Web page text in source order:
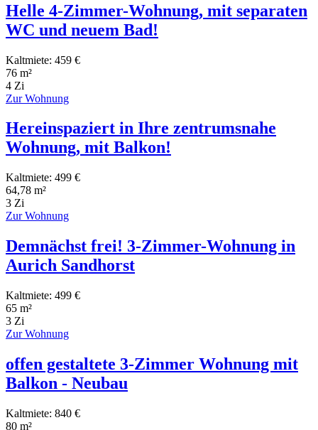
Helle 4-Zimmer-Wohnung, mit separaten
WC und neuem Bad!
Kaltmiete: 459 €
76 m²
4 Zi
Zur Wohnung
Hereinspaziert in Ihre zentrumsnahe
Wohnung, mit Balkon!
Kaltmiete: 499 €
64,78 m²
3 Zi
Zur Wohnung
Demnächst frei! 3-Zimmer-Wohnung in
Aurich Sandhorst
Kaltmiete: 499 €
65 m²
3 Zi
Zur Wohnung
offen gestaltete 3-Zimmer Wohnung mit
Balkon - Neubau
Kaltmiete: 840 €
80 m²